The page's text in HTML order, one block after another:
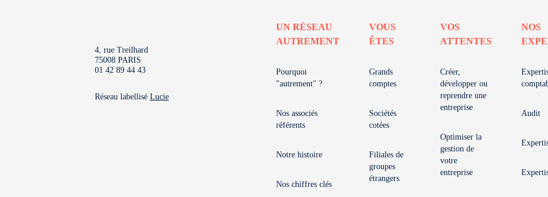
4, rue Treilhard
75008 PARIS
01 42 89 44 43
Réseau labellisé Lucie
UN RÉSEAU
AUTREMENT
Pourquoi
"autrement" ?
Nos associés
référents
Notre histoire
Nos chiffres clés
VOUS
ÊTES
Grands
comptes
Sociétés
cotées
Filiales de
groupes
étrangers
VOS
ATTENTES
Créer,
développer ou
reprendre une
entreprise
Optimiser la
gestion de
votre
entreprise
NOS
Audit